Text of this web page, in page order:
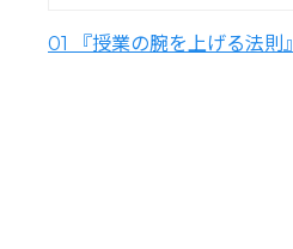
01 『授業の腕を上げる法則』